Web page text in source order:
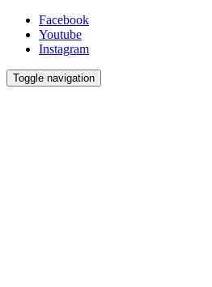
Facebook
Youtube
Instagram
Toggle navigation